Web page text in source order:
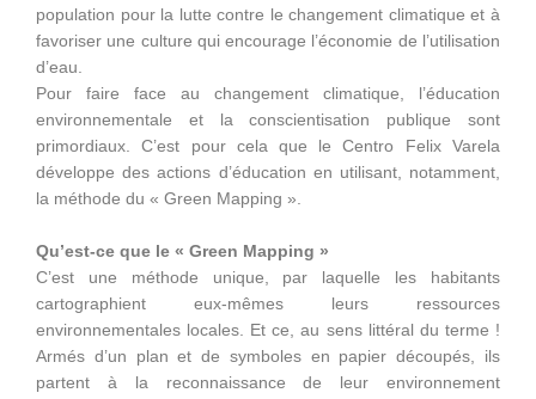
population pour la lutte contre le changement climatique et à
favoriser une culture qui encourage l’économie de l’utilisation
d’eau.
Pour faire face au changement climatique, l’éducation
environnementale et la conscientisation publique sont
primordiaux. C’est pour cela que le Centro Felix Varela
développe des actions d’éducation en utilisant, notamment,
la méthode du « Green Mapping ».
Qu’est-ce que le « Green Mapping »
C’est une méthode unique, par laquelle les habitants
cartographient eux-mêmes leurs ressources
environnementales locales. Et ce, au sens littéral du terme !
Armés d’un plan et de symboles en papier découpés, ils
partent à la reconnaissance de leur environnement